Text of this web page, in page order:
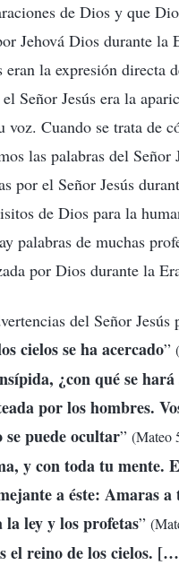
de Dios y que
Jehová Dios durante
la expresión directa
Señor Jesús era la
voz. Cuando se trata de
las palabras del
por el Señor Jesús
de Dios para la
palabras de muchas
por Dios durante la
del Señor
cielos se ha acercado”
¿con qué se
por los hombres.
puede ocultar” (Mateo
y con toda tu mente.
a éste: Amaras
la ley y los profetas”
el reino de los cielos.